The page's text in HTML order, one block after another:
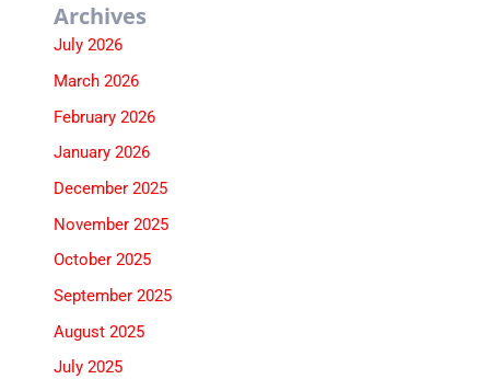
Archives
July 2026
March 2026
February 2026
January 2026
December 2025
November 2025
October 2025
September 2025
August 2025
July 2025